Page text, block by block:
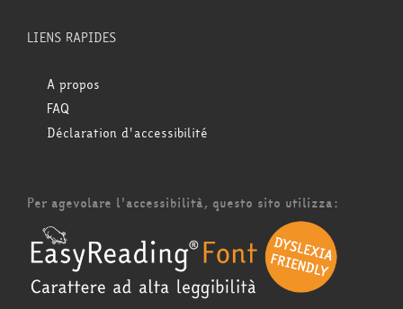
LIENS RAPIDES
A propos
FAQ
Déclaration d'accessibilité
Per agevolare l'accessibilità, questo sito utilizza: